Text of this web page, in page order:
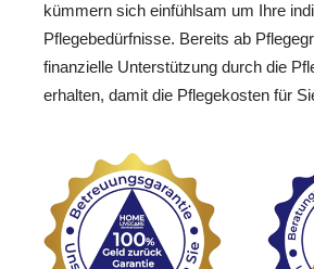
kümmern sich einfühlsam um Ihre
Pflegebedürfnisse. Bereits ab
finanzielle Unterstützung durch die
erhalten, damit die Pflegekosten für